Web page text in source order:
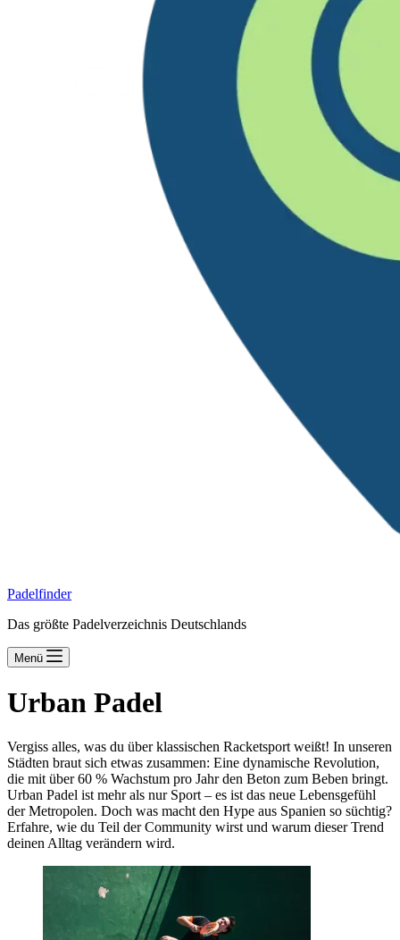
Padelfinder
Das größte Padelverzeichnis Deutschlands
Menü
Urban Padel
Vergiss alles, was du über klassischen Racketsport weißt! In unseren
Städten braut sich etwas zusammen: Eine dynamische Revolution,
die mit über 60 % Wachstum pro Jahr den Beton zum Beben bringt.
Urban Padel ist mehr als nur Sport – es ist das neue Lebensgefühl
der Metropolen. Doch was macht den Hype aus Spanien so süchtig?
Erfahre, wie du Teil der Community wirst und warum dieser Trend
deinen Alltag verändern wird.